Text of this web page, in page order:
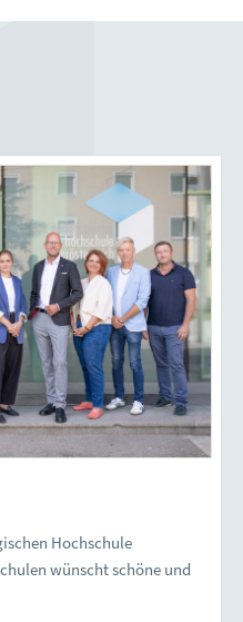
Hochschule
wünscht schöne und